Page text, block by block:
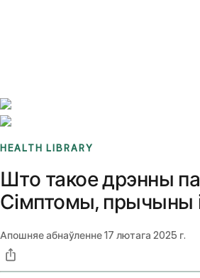
HEALTH LIBRARY
Што такое дрэнны
Сімптомы, прычыны
Апошняе абнаўленне17 лютага 2025 г.